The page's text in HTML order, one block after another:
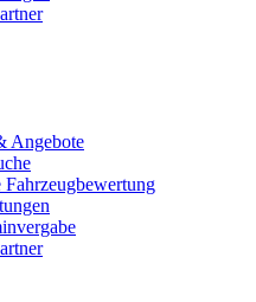
Angebote
Fahrzeugbewertung